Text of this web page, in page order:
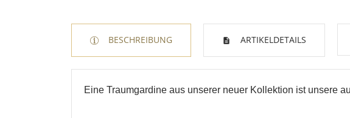
BESCHREIBUNG ARTIKELDETAILS
Eine Traumgardine aus unserer neuer Kollektion ist unsere